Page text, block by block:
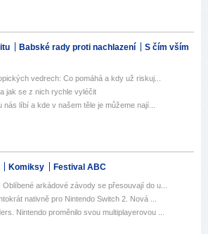
Babské rady proti nachlazení
S čím vším
vedrech: Co pomáhá a kdy už riskuj...
jak se z nich rychle vyléčit
líbí a kde v našem těle je můžeme nají...
Komiksy Festival ABC
arkádové závody se přesouvají do u...
nativně pro Nintendo Switch 2. Nová ...
Nintendo proměnilo svou multiplayerovou ...